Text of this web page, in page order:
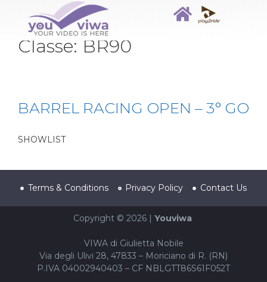
Classe: BR90
BARREL RACING OPEN – 3° GO
SHOWLIST
Terms & Conditions Privacy Policy Contact Us
Copyright © 2026 | Youviwa
VIWA di Giulietta Nobile
Via degli Ulivi 28, 47833 – Moriciano di R. (RN)
P.IVA 04002940403 – CF NBLGTT86S61F052T